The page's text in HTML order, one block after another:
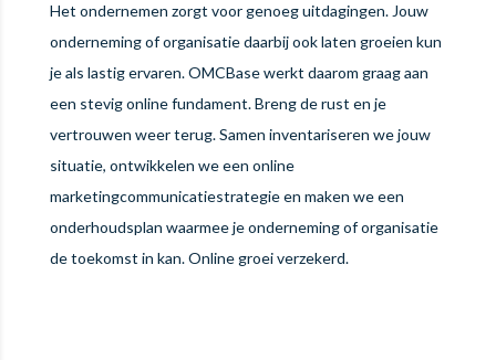
Het ondernemen zorgt voor genoeg uitdagingen. Jouw
onderneming of organisatie daarbij ook laten groeien kun
je als lastig ervaren. OMCBase werkt daarom graag aan
een stevig online fundament. Breng de rust en je
vertrouwen weer terug. Samen inventariseren we jouw
situatie, ontwikkelen we een online
marketingcommunicatiestrategie en maken we een
onderhoudsplan waarmee je onderneming of organisatie
de toekomst in kan. Online groei verzekerd.